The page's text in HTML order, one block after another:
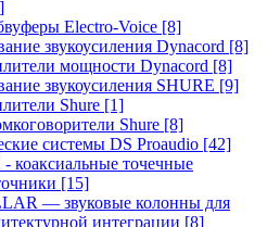
Electro-Voice [8]
звукоусиления Dynacord [8]
мощности Dynacord [8]
звукоусиления SHURE [9]
Shure [1]
Shure [8]
системы DS Proaudio [42]
коаксиальные точечные
[15]
— звуковые колонны для
интеграции [8]